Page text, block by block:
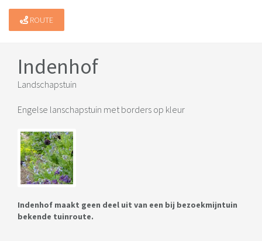
ROUTE
Indenhof
Landschapstuin
Engelse lanschapstuin met borders op kleur
Indenhof maakt geen deel uit van een bij bezoekmijntuin
bekende tuinroute.